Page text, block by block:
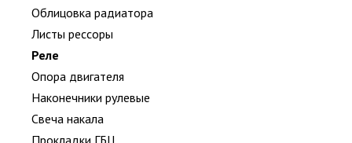
Облицовка радиатора
Листы рессоры
Реле
Опора двигателя
Наконечники рулевые
Свеча накала
Прокладки ГБЦ